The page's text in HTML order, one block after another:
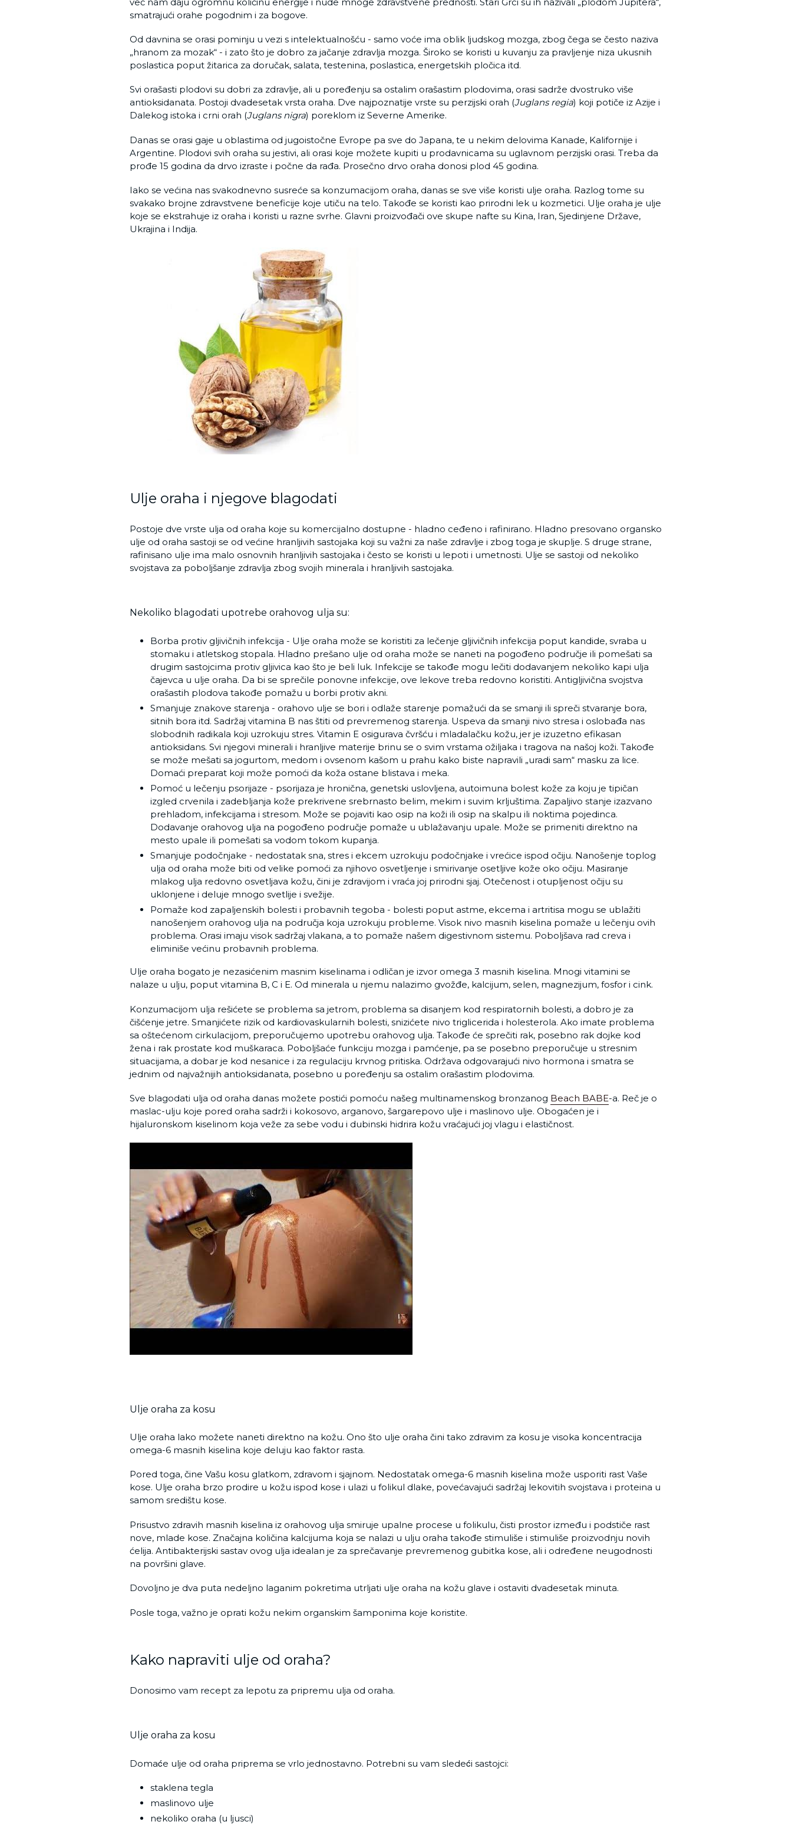
smatrajući orahe pogodnim i za bogove.
Od davnina se orasi pominju u vezi s intelektualnošću - samo voće ima oblik ljudskog mozga, zbog čega se često naziva
„hranom za mozak“ - i zato što je dobro za jačanje zdravlja mozga. Široko se koristi u kuvanju za pravljenje niza ukusnih
poslastica poput žitarica za doručak, salata, testenina, poslastica, energetskih pločica itd.
Svi orašasti plodovi su dobri za zdravlje, ali u poređenju sa ostalim orašastim plodovima, orasi sadrže dvostruko više
antioksidanata. Postoji dvadesetak vrsta oraha. Dve najpoznatije vrste su perzijski orah (Juglans regia) koji potiče iz Azije i
Dalekog istoka i crni orah (Juglans nigra) poreklom iz Severne Amerike.
Danas se orasi gaje u oblastima od jugoistočne Evrope pa sve do Japana, te u nekim delovima Kanade, Kalifornije i
Argentine. Plodovi svih oraha su jestivi, ali orasi koje možete kupiti u prodavnicama su uglavnom perzijski orasi. Treba da
prođe 15 godina da drvo izraste i počne da rađa. Prosečno drvo oraha donosi plod 45 godina.
Iako se većina nas svakodnevno susreće sa konzumacijom oraha, danas se sve više koristi ulje oraha. Razlog tome su
svakako brojne zdravstvene beneficije koje utiču na telo. Takođe se koristi kao prirodni lek u kozmetici. Ulje oraha je ulje
koje se ekstrahuje iz oraha i koristi u razne svrhe. Glavni proizvođači ove skupe nafte su Kina, Iran, Sjedinjene Države,
Ukrajina i Indija.
Ulje oraha i njegove blagodati
Postoje dve vrste ulja od oraha koje su komercijalno dostupne - hladno ceđeno i rafinirano. Hladno presovano organsko
ulje od oraha sastoji se od većine hranljivih sastojaka koji su važni za naše zdravlje i zbog toga je skuplje. S druge strane,
rafinisano ulje ima malo osnovnih hranljivih sastojaka i često se koristi u lepoti i umetnosti. Ulje se sastoji od nekoliko
svojstava za poboljšanje zdravlja zbog svojih minerala i hranljivih sastojaka.
Nekoliko blagodati upotrebe orahovog ulja su:
Borba protiv gljivičnih infekcija - Ulje oraha može se koristiti za lečenje gljivičnih infekcija poput kandide, svraba u
stomaku i atletskog stopala. Hladno prešano ulje od oraha može se naneti na pogođeno područje ili pomešati sa
drugim sastojcima protiv gljivica kao što je beli luk. Infekcije se takođe mogu lečiti dodavanjem nekoliko kapi ulja
čajevca u ulje oraha. Da bi se sprečile ponovne infekcije, ove lekove treba redovno koristiti. Antigljivična svojstva
orašastih plodova takođe pomažu u borbi protiv akni.
Smanjuje znakove starenja - orahovo ulje se bori i odlaže starenje pomažući da se smanji ili spreči stvaranje bora,
sitnih bora itd. Sadržaj vitamina B nas štiti od prevremenog starenja. Uspeva da smanji nivo stresa i oslobađa nas
slobodnih radikala koji uzrokuju stres. Vitamin E osigurava čvršću i mladalačku kožu, jer je izuzetno efikasan
antioksidans. Svi njegovi minerali i hranljive materije brinu se o svim vrstama ožiljaka i tragova na našoj koži. Takođe
se može mešati sa jogurtom, medom i ovsenom kašom u prahu kako biste napravili „uradi sam“ masku za lice.
Domaći preparat koji može pomoći da koža ostane blistava i meka.
Pomoć u lečenju psorijaze - psorijaza je hronična, genetski uslovljena, autoimuna bolest kože za koju je tipičan
izgled crvenila i zadebljanja kože prekrivene srebrnasto belim, mekim i suvim krljuštima. Zapaljivo stanje izazvano
prehladom, infekcijama i stresom. Može se pojaviti kao osip na koži ili osip na skalpu ili noktima pojedinca.
Dodavanje orahovog ulja na pogođeno područje pomaže u ublažavanju upale. Može se primeniti direktno na
mesto upale ili pomešati sa vodom tokom kupanja.
Smanjuje podočnjake - nedostatak sna, stres i ekcem uzrokuju podočnjake i vrećice ispod očiju. Nanošenje toplog
ulja od oraha može biti od velike pomoći za njihovo osvetljenje i smirivanje osetljive kože oko očiju. Masiranje
mlakog ulja redovno osvetljava kožu, čini je zdravijom i vraća joj prirodni sjaj. Otečenost i otupljenost očiju su
uklonjene i deluje mnogo svetlije i svežije.
Pomaže kod zapaljenskih bolesti i probavnih tegoba - bolesti poput astme, ekcema i artritisa mogu se ublažiti
nanošenjem orahovog ulja na područja koja uzrokuju probleme. Visok nivo masnih kiselina pomaže u lečenju ovih
problema. Orasi imaju visok sadržaj vlakana, a to pomaže našem digestivnom sistemu. Poboljšava rad creva i
eliminiše većinu probavnih problema.
Ulje oraha bogato je nezasićenim masnim kiselinama i odličan je izvor omega 3 masnih kiselina. Mnogi vitamini se
nalaze u ulju, poput vitamina B, C i E. Od minerala u njemu nalazimo gvožđe, kalcijum, selen, magnezijum, fosfor i cink.
Konzumacijom ulja rešićete se problema sa jetrom, problema sa disanjem kod respiratornih bolesti, a dobro je za
čišćenje jetre. Smanjićete rizik od kardiovaskularnih bolesti, snizićete nivo triglicerida i holesterola. Ako imate problema
sa oštećenom cirkulacijom, preporučujemo upotrebu orahovog ulja. Takođe će sprečiti rak, posebno rak dojke kod
žena i rak prostate kod muškaraca. Poboljšaće funkciju mozga i pamćenje, pa se posebno preporučuje u stresnim
situacijama, a dobar je kod nesanice i za regulaciju krvnog pritiska. Održava odgovarajući nivo hormona i smatra se
jednim od najvažnijih antioksidanata, posebno u poređenju sa ostalim orašastim plodovima.
Sve blagodati ulja od oraha danas možete postići pomoću našeg multinamenskog bronzanog Beach BABE-a. Reč je o
maslac-ulju koje pored oraha sadrži i kokosovo, arganovo, šargarepovo ulje i maslinovo ulje. Obogaćen je i
hijaluronskom kiselinom koja veže za sebe vodu i dubinski hidrira kožu vraćajući joj vlagu i elastičnost.
Ulje oraha za kosu
Ulje oraha lako možete naneti direktno na kožu. Ono što ulje oraha čini tako zdravim za kosu je visoka koncentracija
omega-6 masnih kiselina koje deluju kao faktor rasta.
Pored toga, čine Vašu kosu glatkom, zdravom i sjajnom. Nedostatak omega-6 masnih kiselina može usporiti rast Vaše
kose. Ulje oraha brzo prodire u kožu ispod kose i ulazi u folikul dlake, povećavajući sadržaj lekovitih svojstava i proteina u
samom središtu kose.
Prisustvo zdravih masnih kiselina iz orahovog ulja smiruje upalne procese u folikulu, čisti prostor između i podstiče rast
nove, mlade kose. Značajna količina kalcijuma koja se nalazi u ulju oraha takođe stimuliše i stimuliše proizvodnju novih
ćelija. Antibakterijski sastav ovog ulja idealan je za sprečavanje prevremenog gubitka kose, ali i određene neugodnosti
na površini glave.
Dovoljno je dva puta nedeljno laganim pokretima utrljati ulje oraha na kožu glave i ostaviti dvadesetak minuta.
Posle toga, važno je oprati kožu nekim organskim šamponima koje koristite.
Kako napraviti ulje od oraha?
Donosimo vam recept za lepotu za pripremu ulja od oraha.
Ulje oraha za kosu
Domaće ulje od oraha priprema se vrlo jednostavno. Potrebni su vam sledeći sastojci:
staklena tegla
maslinovo ulje
nekoliko oraha (u ljusci)